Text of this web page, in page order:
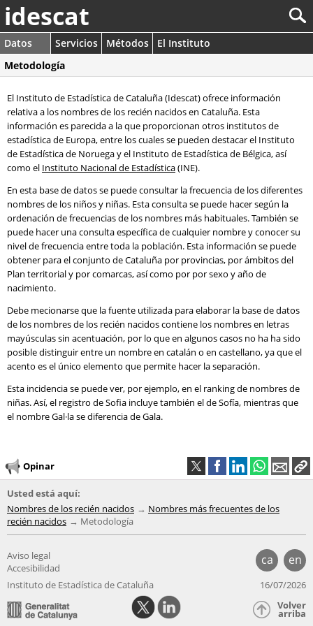
idescat
Datos Servicios Métodos
El Instituto
Metodología
El Instituto de Estadística de Cataluña (Idescat) ofrece información
relativa a los nombres de los recién nacidos en Cataluña. Esta
información es parecida a la que proporcionan otros institutos de
estadística de Europa, entre los cuales se pueden destacar el Instituto
de Estadística de Noruega y el Instituto de Estadística de Bélgica, así
como el Instituto Nacional de Estadística(INE).
En esta base de datos se puede consultar la frecuencia de los diferentes
nombres de los niños y niñas. Esta consulta se puede hacer según la
ordenación de frecuencias de los nombres más habituales. También se
puede hacer una consulta específica de cualquier nombre y conocer su
nivel de frecuencia entre toda la población. Esta información se puede
obtener para el conjunto de Cataluña por provincias, por ámbitos del
Plan territorial y por comarcas, así como por por sexo y año de
nacimiento.
Debe mecionarse que la fuente utilizada para elaborar la base de datos
de los nombres de los recién nacidos contiene los nombres en letras
mayúsculas sin acentuación, por lo que en algunos casos no ha ha sido
posible distinguir entre un nombre en catalán o en castellano, ya que el
acento es el único elemento que permite hacer la separación.
Esta incidencia se puede ver, por ejemplo, en el ranking de nombres de
niñas. Así, el registro de Sofia incluye también el de Sofía, mientras que
el nombre Gal·la se diferencia de Gala.
Opinar
Usted está aquí:
Nombres de los recién nacidos
Nombres más frecuentes de los
recién nacidos
Metodología
ca en
Aviso legal
Accesibilidad
Instituto de Estadística de Cataluña
16/07/2026
Volver
arriba